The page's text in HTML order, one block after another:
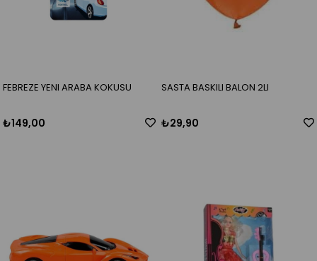
FEBREZE YENI ARABA KOKUSU
₺149,00
SASTA BASKILI BALON 2LI
₺29,90